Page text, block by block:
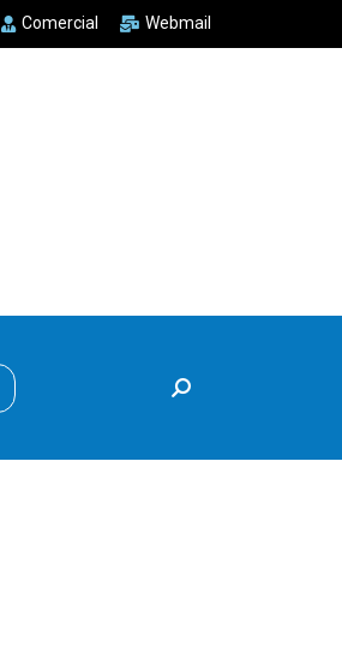
Comercial Webmail